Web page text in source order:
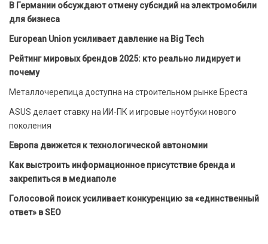
В Германии обсуждают отмену субсидий на электромобили
для бизнеса
European Union усиливает давление на Big Tech
Рейтинг мировых брендов 2025: кто реально лидирует и
почему
Металлочерепица доступна на строительном рынке Бреста
ASUS делает ставку на ИИ-ПК и игровые ноутбуки нового
поколения
Европа движется к технологической автономии
Как выстроить информационное присутствие бренда и
закрепиться в медиаполе
Голосовой поиск усиливает конкуренцию за «единственный
ответ» в SEO